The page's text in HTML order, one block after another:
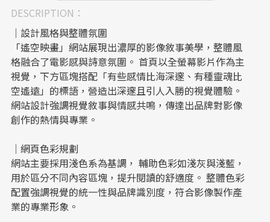
DESCRIPTION：
｜設計風格與整體氛圍
「遙空映畫」網站展現出濃厚的影像敘事美學，整體風
格融合了電影感與詩意氛圍。 首頁以全螢幕影片作為主
視覺，下方區塊搭配「有些感情比海深邃、有種靈魂比
空遙遠」的標語，營造出深邃且引人入勝的視覺體驗。
網站設計強調視覺敘事與情感共鳴，傳達出品牌對影像
創作的熱情與專業。
｜網頁色彩規劃
網站主要採用淺色系為基調， 輔助色彩如淺灰與淺藍，
用於區分不同內容區塊，提升閱讀的舒適度。 整體色彩
配置強調視覺的統一性與品牌識別度，符合影像製作產
業的專業形象。